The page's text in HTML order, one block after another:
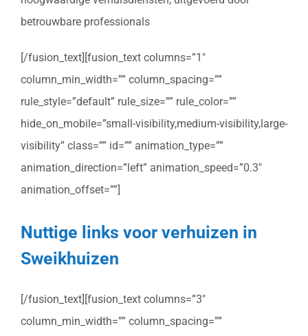
betrouwbare professionals
[/fusion_text][fusion_text columns=”1″
column_min_width=”” column_spacing=””
rule_style=”default” rule_size=”” rule_color=””
hide_on_mobile=”small-visibility,medium-visibility,large-
visibility” class=”” id=”” animation_type=””
animation_direction=”left” animation_speed=”0.3″
animation_offset=””]
Nuttige links voor verhuizen in
Sweikhuizen
[/fusion_text][fusion_text columns=”3″
column_min_width=”” column_spacing=””